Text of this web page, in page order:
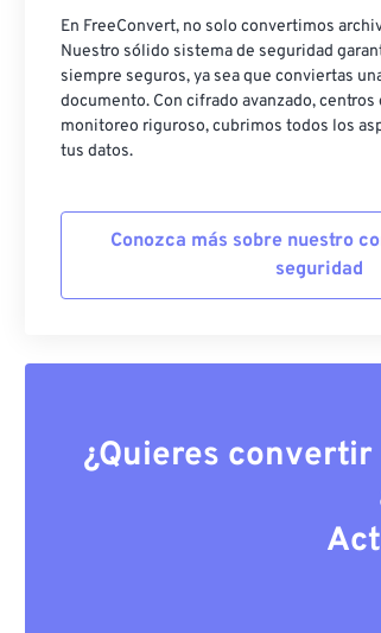
En FreeConvert, no solo convertimos
Nuestro sólido sistema de seguridad
siempre seguros, ya sea que conviertas
documento. Con cifrado avanzado,
monitoreo riguroso, cubrimos todos los
tus datos.
Conozca más sobre nuestro
seguridad
¿Quieres